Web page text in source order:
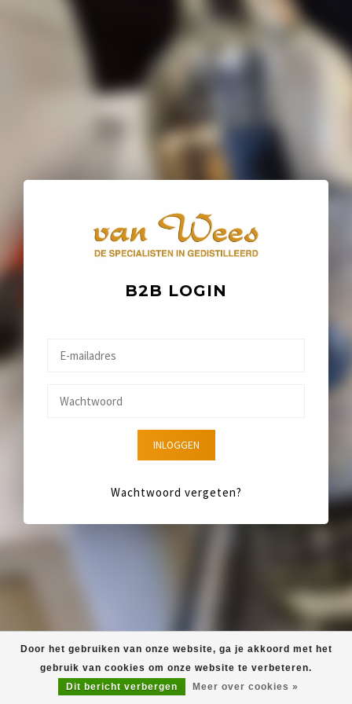
B2B LOGIN
INLOGGEN
Wachtwoord vergeten?
Door het gebruiken van onze website, ga je akkoord met het
gebruik van cookies om onze website te verbeteren.
Dit bericht verbergen
Meer over cookies »